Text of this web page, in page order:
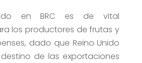
en BRC es de vital
los productores de frutas y
dado que Reino Unido
de las exportaciones